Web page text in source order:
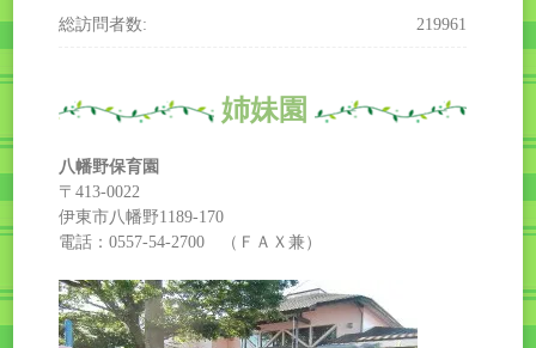
219961
総訪問者数:
姉妹園
八幡野保育園
〒413-0022
伊東市八幡野1189-170
電話：0557-54-2700 （ＦＡＸ兼）